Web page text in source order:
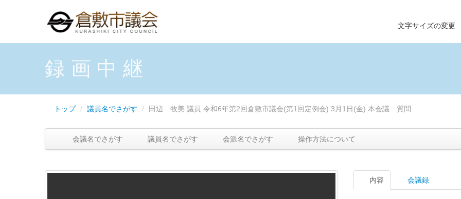
文字サイズの変更
録画中継
トップ / 議員名でさがす / 田辺 牧美 議員 令和6年第2回倉敷市議会(第1回定例会) 3月1日(金) 本会議 質問
会議名でさがす 議員名でさがす 会派名でさがす 操作方法について
内容 会議録